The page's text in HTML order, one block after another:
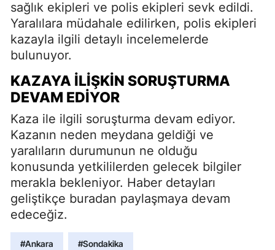
sağlık ekipleri ve polis ekipleri sevk edildi.
Yaralılara müdahale edilirken, polis ekipleri
kazayla ilgili detaylı incelemelerde
bulunuyor.
KAZAYA İLIŞKIN SORUŞTURMA
DEVAM EDIYOR
Kaza ile ilgili soruşturma devam ediyor.
Kazanın neden meydana geldiği ve
yaralıların durumunun ne olduğu
konusunda yetkililerden gelecek bilgiler
merakla bekleniyor. Haber detayları
geliştikçe buradan paylaşmaya devam
edeceğiz.
#Ankara #Sondakika